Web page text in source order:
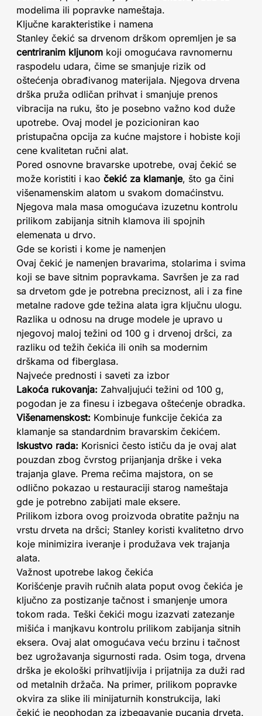
modelima ili popravke nameštaja.
Ključne karakteristike i namena
Stanley čekić sa drvenom drškom opremljen je sa
centriranim kljunom koji omogućava ravnomernu
raspodelu udara, čime se smanjuje rizik od
oštećenja obrađivanog materijala. Njegova drvena
drška pruža odličan prihvat i smanjuje prenos
vibracija na ruku, što je posebno važno kod duže
upotrebe. Ovaj model je pozicioniran kao
pristupačna opcija za kućne majstore i hobiste koji
cene kvalitetan ručni alat.
Pored osnovne bravarske upotrebe, ovaj čekić se
može koristiti i kao čekić za klamanje, što ga čini
višenamenskim alatom u svakom domaćinstvu.
Njegova mala masa omogućava izuzetnu kontrolu
prilikom zabijanja sitnih klamova ili spojnih
elemenata u drvo.
Gde se koristi i kome je namenjen
Ovaj čekić je namenjen bravarima, stolarima i svima
koji se bave sitnim popravkama. Savršen je za rad
sa drvetom gde je potrebna preciznost, ali i za fine
metalne radove gde težina alata igra ključnu ulogu.
Razlika u odnosu na druge modele je upravo u
njegovoj maloj težini od 100 g i drvenoj dršci, za
razliku od težih čekića ili onih sa modernim
drškama od fiberglasa.
Najveće prednosti i saveti za izbor
Lakoća rukovanja: Zahvaljujući težini od 100 g,
pogodan je za finesu i izbegava oštećenje obradka.
Višenamenskost: Kombinuje funkcije čekića za
klamanje sa standardnim bravarskim čekićem.
Iskustvo rada: Korisnici često ističu da je ovaj alat
pouzdan zbog čvrstog prijanjanja drške i veka
trajanja glave. Prema rečima majstora, on se
odlično pokazao u restauraciji starog nameštaja
gde je potrebno zabijati male eksere.
Prilikom izbora ovog proizvoda obratite pažnju na
vrstu drveta na dršci; Stanley koristi kvalitetno drvo
koje minimizira iveranje i produžava vek trajanja
alata.
Važnost upotrebe lakog čekića
Korišćenje pravih ručnih alata poput ovog čekića je
ključno za postizanje tačnost i smanjenje umora
tokom rada. Teški čekići mogu izazvati zatezanje
mišića i manjkavu kontrolu prilikom zabijanja sitnih
eksera. Ovaj alat omogućava veću brzinu i tačnost
bez ugrožavanja sigurnosti rada. Osim toga, drvena
drška je ekološki prihvatljivija i prijatnija za duži rad
od metalnih držača. Na primer, prilikom popravke
okvira za slike ili minijaturnih konstrukcija, laki
čekić je neophodan za izbegavanje pucanja drveta.